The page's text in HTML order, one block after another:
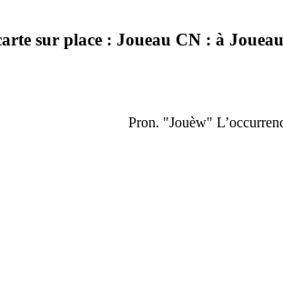
sur place : Joueau CN : à
Pron. "Jouèw"